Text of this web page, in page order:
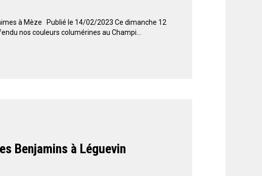
à Mèze Publié le 14/02/2023 Ce dimanche 12
nos couleurs columérines au Champi...
Benjamins à Léguevin